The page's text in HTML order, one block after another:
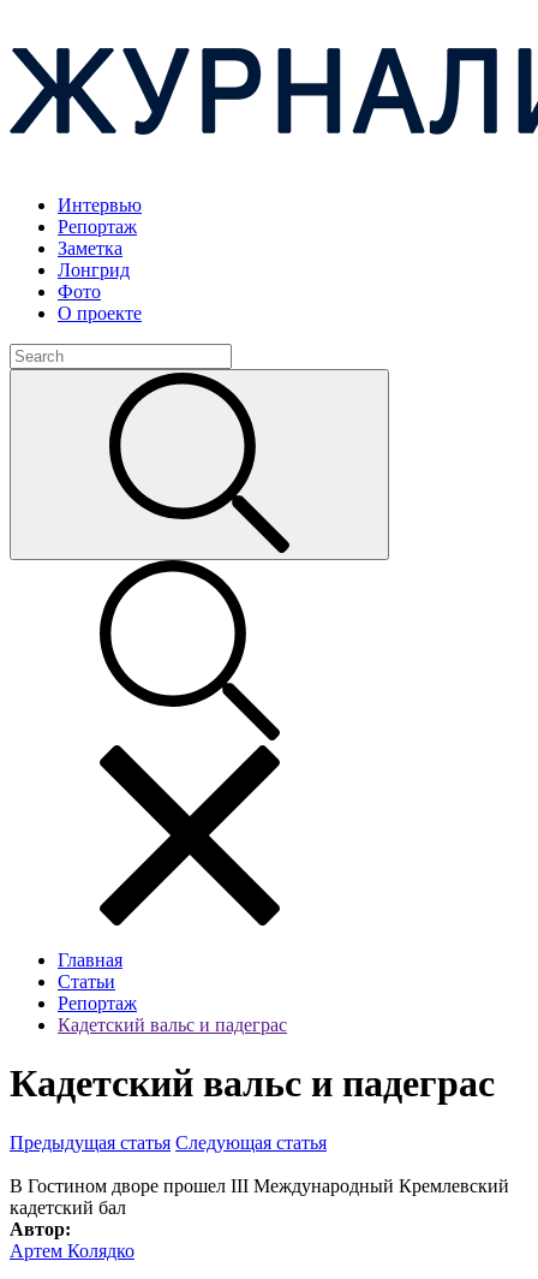
Интервью
Репортаж
Заметка
Лонгрид
Фото
О проекте
Главная
Статьи
Репортаж
Кадетский вальс и падеграс
Кадетский вальс и падеграс
Предыдущая статья Следующая статья
В Гостином дворе прошел III Международный Кремлевский
кадетский бал
Автор:
Артем Колядко